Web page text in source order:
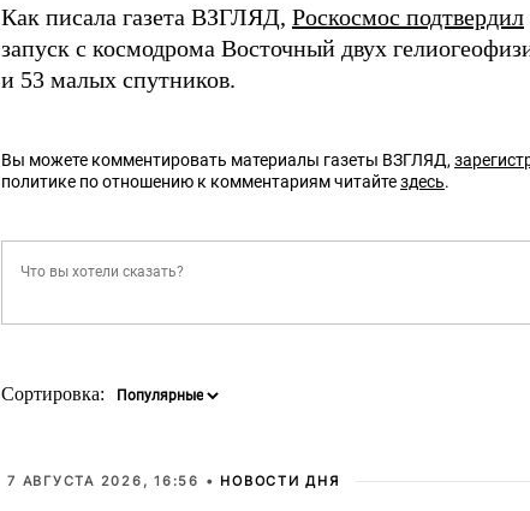
Как писала газета ВЗГЛЯД, Роскосмос подтвердил
запуск с космодрома Восточный двух
и 53 малых спутников.
Вы можете комментировать материалы газеты ВЗГЛЯД,
политике по отношению к комментариям читайтездесь.
Сортировка:
7 АВГУСТА 2026, 16:56 • НОВОСТИ ДНЯ